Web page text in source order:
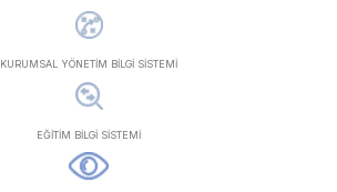
KURUMSAL YÖNETİM BİLGİ SİSTEMİ
EĞİTİM BİLGİ SİSTEMİ